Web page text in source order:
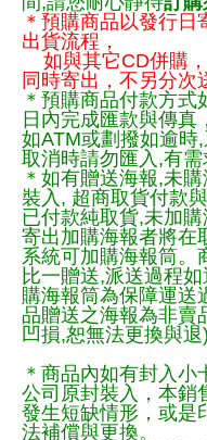
＊預購商品以發行
出貨流程，
如與其它CD併購
同時寄出，不另分次
＊預購商品付款方
日內完成匯款與傳
如ATM或劃撥如逾時
取消時請勿匯入,有
＊如有贈送海報,未
裝入, 超商取貨付款與
已付款純取貨,未加
寄出加購海報者將在
系統可加購海報筒。
比一贈送,派送過程
購海報筒為保障運送
品贈送之海報為非賣
凹損,恕無法更換與退)
＊商品內如有封入
公司原封裝入，本銷
發生短缺情形，或是
法補償與更換。